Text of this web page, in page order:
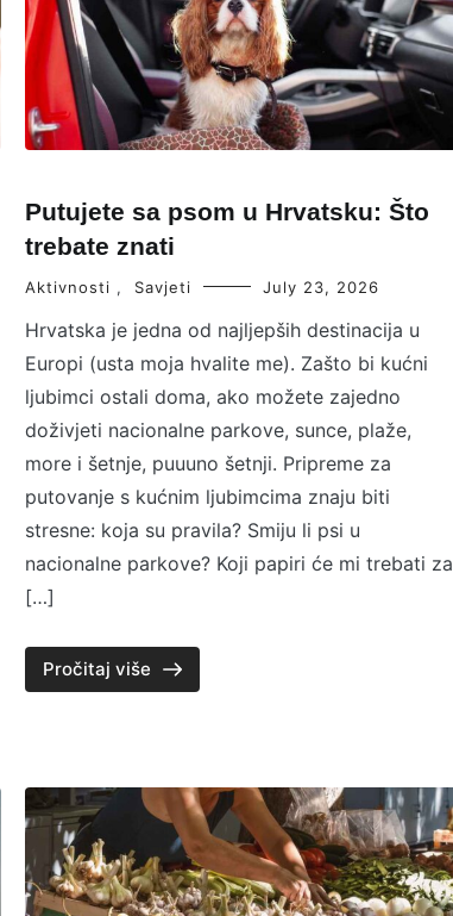
Putujete sa psom u Hrvatsku: Što
trebate znati
Aktivnosti , Savjeti July 23, 2026
Hrvatska je jedna od najljepših destinacija u
Europi (usta moja hvalite me). Zašto bi kućni
ljubimci ostali doma, ako možete zajedno
doživjeti nacionalne parkove, sunce, plaže,
more i šetnje, puuuno šetnji. Pripreme za
putovanje s kućnim ljubimcima znaju biti
stresne: koja su pravila? Smiju li psi u
nacionalne parkove? Koji papiri će mi trebati za
[…]
Pročitaj više